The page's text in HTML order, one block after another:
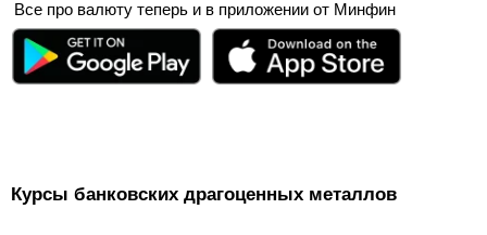
Все про валюту теперь и в приложении от Минфин
Курсы банковских драгоценных металлов